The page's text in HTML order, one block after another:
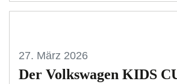
27. März 2026
Der Volkswagen KIDS